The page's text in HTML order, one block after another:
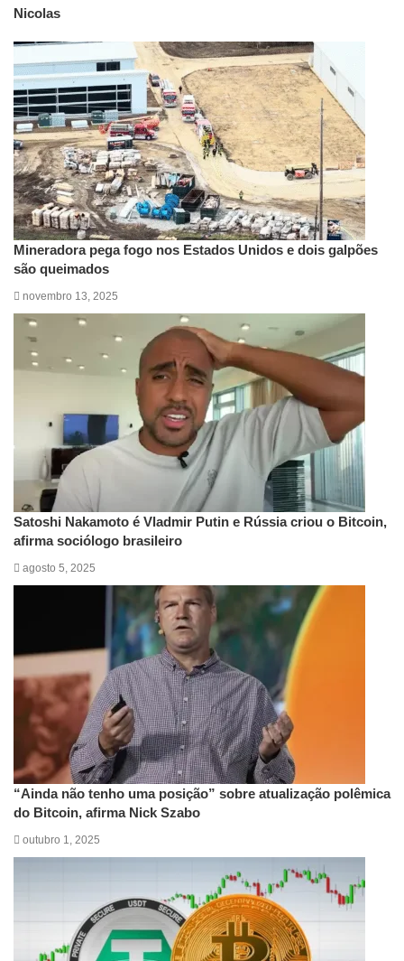
Nicolas
Mineradora pega fogo nos Estados Unidos e dois galpões
são queimados
novembro 13, 2025
Satoshi Nakamoto é Vladmir Putin e Rússia criou o Bitcoin,
afirma sociólogo brasileiro
agosto 5, 2025
“Ainda não tenho uma posição” sobre atualização polêmica
do Bitcoin, afirma Nick Szabo
outubro 1, 2025